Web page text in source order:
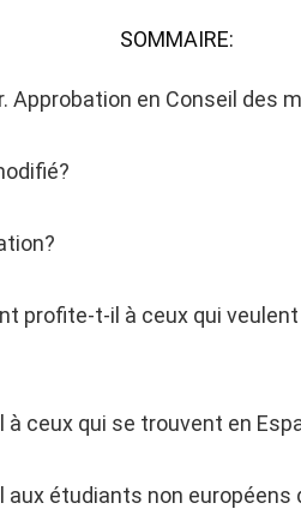
SOMMAIRE:
Approbation en Conseil des
profite-t-il à ceux qui
à ceux qui se trouvent en
aux étudiants non